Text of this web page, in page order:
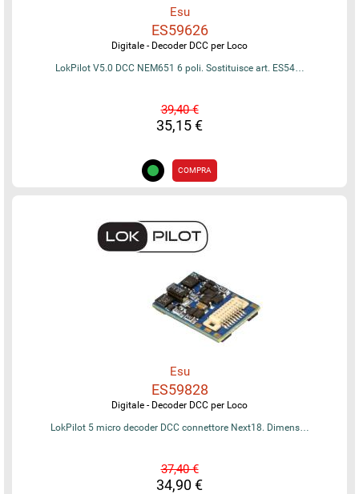
Esu
ES59626
Digitale - Decoder DCC per Loco
LokPilot V5.0 DCC NEM651 6 poli. Sostituisce art. ES54…
39,40 €
35,15 €
COMPRA
Esu
ES59828
Digitale - Decoder DCC per Loco
LokPilot 5 micro decoder DCC connettore Next18. Dimens…
37,40 €
34,90 €